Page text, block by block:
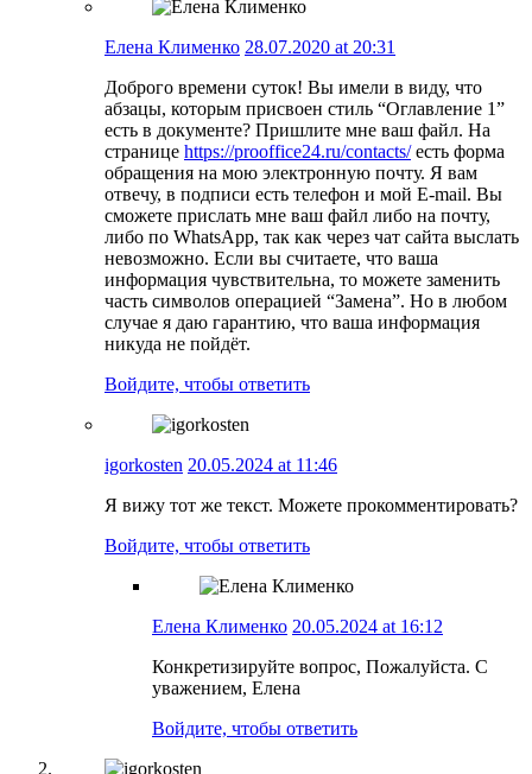
Елена Клименко 28.07.2020 at 20:31
Доброго времени суток! Вы имели в виду, что
абзацы, которым присвоен стиль “Оглавление 1”
есть в документе? Пришлите мне ваш файл. На
странице https://prooffice24.ru/contacts/есть форма
обращения на мою электронную почту. Я вам
отвечу, в подписи есть телефон и мой E-mail. Вы
сможете прислать мне ваш файл либо на почту,
либо по WhatsApp, так как через чат сайта выслать
невозможно. Если вы считаете, что ваша
информация чувствительна, то можете заменить
часть символов операцией “Замена”. Но в любом
случае я даю гарантию, что ваша информация
никуда не пойдёт.
Войдите, чтобы ответить
igorkosten 20.05.2024 at 11:46
Я вижу тот же текст. Можете прокомментировать?
Войдите, чтобы ответить
Елена Клименко 20.05.2024 at 16:12
Конкретизируйте вопрос, Пожалуйста. С
уважением, Елена
Войдите, чтобы ответить